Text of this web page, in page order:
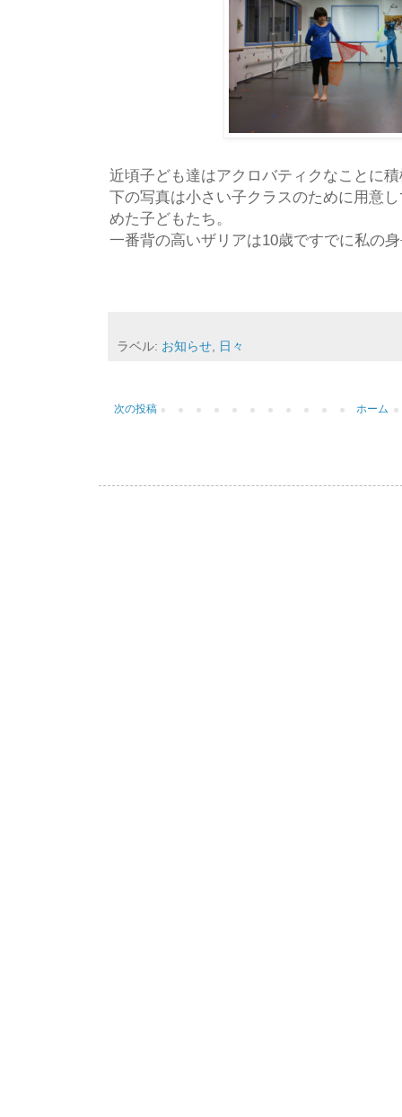
近頃子ども達はアクロバティクなことに
下の写真は小さい子クラスのために用意
めた子どもたち。
一番背の高いザリアは10歳ですでに私の
ラベル: お知らせ, 日々
次の投稿 ホーム